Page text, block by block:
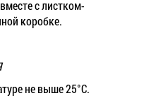
с листком-
коробке.
не выше 25°С.